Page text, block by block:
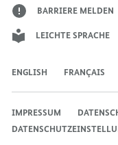
BARRIERE MELDEN
LEICHTE SPRACHE
ENGLISH FRANÇAIS
IMPRESSUM